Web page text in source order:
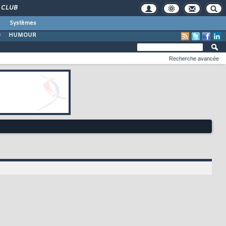
CLUB
Systèmes
HUMOUR
Recherche avancée